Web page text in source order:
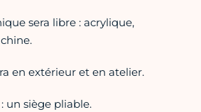
sera libre : acrylique,
en extérieur et en atelier.
un siège pliable.